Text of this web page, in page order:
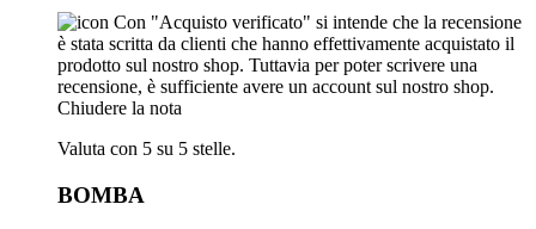
Con "Acquisto verificato" si intende che la recensione
è stata scritta da clienti che hanno effettivamente acquistato il
prodotto sul nostro shop. Tuttavia per poter scrivere una
recensione, è sufficiente avere un account sul nostro shop.
Chiudere la nota
Valuta con 5 su 5 stelle.
BOMBA